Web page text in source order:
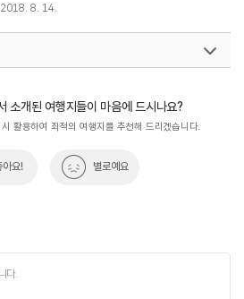
2018. 8. 14.
소개된 여행지들이 마음에 드시나요?
활용하여 최적의 여행지를 추천해 드리겠습니다.
아요! 별로예요